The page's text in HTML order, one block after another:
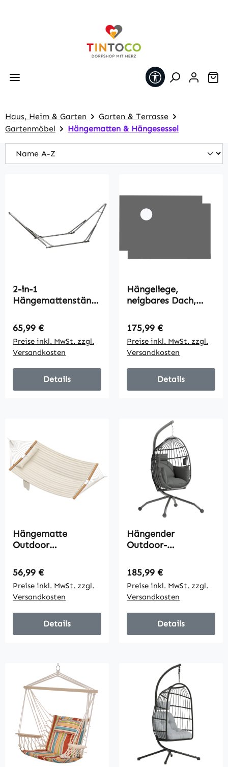
Werkzeugleiste
Haus, Heim & Garten
Garten & Terrasse
Gartenmöbel
Hängematten & Hängesessel
2-in-1
Hängemattenständ
Wäscheständer, 290
cm x 92 cm x 88 cm,
Schwarz
Regulärer Preis:
65,99 €
Preise inkl. MwSt. zzgl.
Versandkosten
Details
Hängeliege,
neigbares Dach,
Kopfkissen,
Stahlrahmen,
dunkelgrau, 108 x
145 x 169 cm
Regulärer Preis:
175,99 €
Preise inkl. MwSt. zzgl.
Versandkosten
Details
Hängematte
Outdoor
zweilagig
Hängematte mit
Kopfstütze
Magazintasche
Holzstäbe bis 200kg
Regulärer Preis:
56,99 €
Preise inkl. MwSt. zzgl.
Versandkosten
Details
Hängender
Outdoor-
faltbarem Korbsitz
und dicken Kissen,
Ständer, Kopfstütze,
Becherhalter,
Schwarz
Regulärer Preis:
185,99 €
Preise inkl. MwSt. zzgl.
Versandkosten
Details